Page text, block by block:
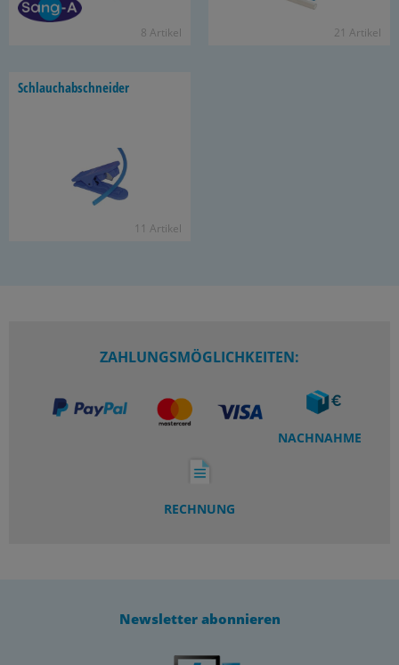
8 Ar­ti­kel 21 Ar­ti­kel
Schlauch­ab­schnei­der
11 Ar­ti­kel
ZAHLUNGSMÖGLICHKEITEN:
NACHNAHME
RECHNUNG
Newsletter abonnieren